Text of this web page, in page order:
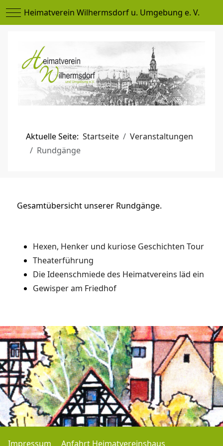
Mobile Menu Toggle
Heimatverein Wilhermsdorf u. Umgebung e. V.
Aktuelle Seite:Startseite
Veranstaltungen
Rundgänge
Gesamtübersicht unserer Rundgänge.
Hexen, Henker und kuriose Geschichten Tour
Theaterführung
Die Ideenschmiede des Heimatvereins läd ein
Gewisper am Friedhof
Impressum Anfahrt Heimatvereinshaus